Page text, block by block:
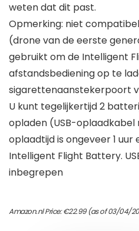
weten dat dit past.
Opmerking: niet
(drone van de eerste
gebruikt om de Intelligent
afstandsbediening op te
sigarettenaanstekerpoort
U kunt tegelijkertijd 2
opladen (USB-
oplaadtijd is ongeveer 1 uur
Intelligent Flight Battery.
inbegrepen
Amazon.nl Price:€22.99(as of 03/04/